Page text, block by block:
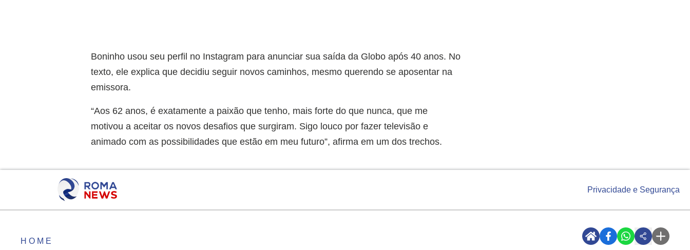
Boninho usou seu perfil no Instagram para anunciar sua saída da Globo após 40 anos. No
texto, ele explica que decidiu seguir novos caminhos, mesmo querendo se aposentar na
emissora.
“Aos 62 anos, é exatamente a paixão que tenho, mais forte do que nunca, que me
motivou a aceitar os novos desafios que surgiram. Sigo louco por fazer televisão e
animado com as possibilidades que estão em meu futuro”, afirma em um dos trechos.
Privacidade e Segurança
HOME